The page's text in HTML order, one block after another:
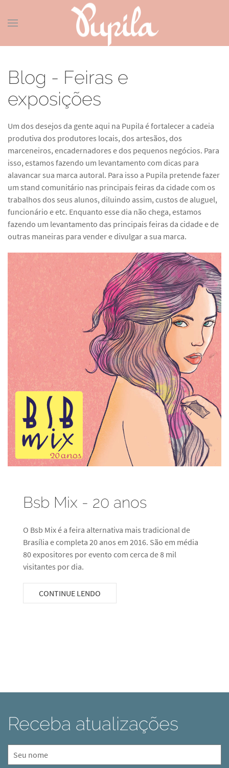
Blog - Feiras e
exposições
Um dos desejos da gente aqui na Pupila é fortalecer a cadeia
produtiva dos produtores locais, dos artesãos, dos
marceneiros, encadernadores e dos pequenos negócios. Para
isso, estamos fazendo um levantamento com dicas para
alavancar sua marca autoral. Para isso a Pupila pretende fazer
um stand comunitário nas principais feiras da cidade com os
trabalhos dos seus alunos, diluindo assim, custos de aluguel,
funcionário e etc. Enquanto esse dia não chega, estamos
fazendo um levantamento das principais feiras da cidade e de
outras maneiras para vender e divulgar a sua marca.
Bsb Mix - 20 anos
O Bsb Mix é a feira alternativa mais tradicional de
Brasília e completa 20 anos em 2016. São em média
80 expositores por evento com cerca de 8 mil
visitantes por dia.
CONTINUE LENDO
Receba atualizações